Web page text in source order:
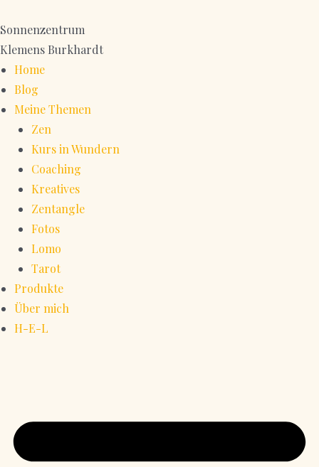
Inhalt
springen
Sonnenzentrum
Klemens Burkhardt
Home
Blog
Meine Themen
Zen
Kurs in Wundern
Coaching
Kreatives
Zentangle
Fotos
Lomo
Tarot
Produkte
Über mich
H-E-L